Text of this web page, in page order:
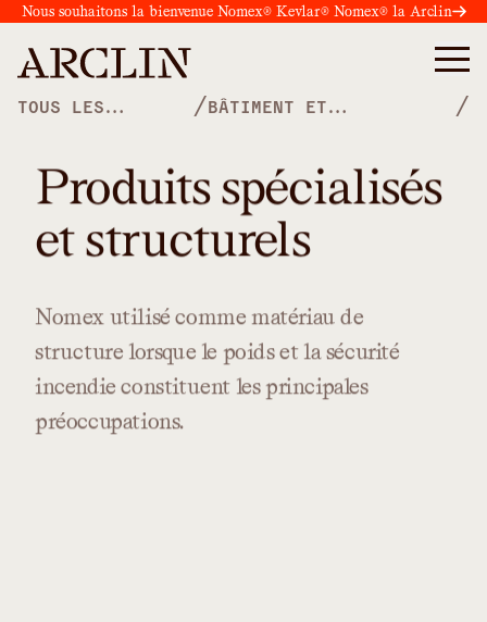
Nous souhaitons la bienvenue Nomex® Kevlar® Nomex® la Arclin
TOUS LES
/BÂTIMENT ET
/
Produits spécialisés
et structurels
Nomex utilisé comme matériau de
structure lorsque le poidset lasécurité
incendie constituent les principales
préoccupations.